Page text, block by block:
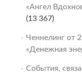
«Ангел
(13 367)
Ченнелинг от
«Денежная
События,